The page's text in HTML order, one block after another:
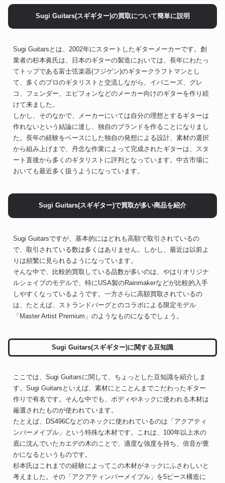
Sugi Guitars(スギギター)の買取について簡単に説明
Sugi Guitarsとは、2002年にスタートしたギターメーカーです。創
業者の杉本眞氏は、日本のギターの製造においては、長年にわたっ
てトップである富士弦楽器(フジゲン)のギタークラフトマンとし
て、多くのプロのギタリストと交流しながら、イバニーズ、グレ
コ、フェンダー、エピフォンなどのメーカー向けのギターを作り続
けて来ました。
しかし、そのなかで、メーカーにいては自分の理想とするギターは
作れないという結論に達し、独自のブランドを作ることになりまし
た。長年の経験をベースにした独自の発想による設計、素材の選択
から組み上げまで、丹念な作業によって完成されたギターは、スタ
ート直後から多くのギタリストに評判となっています。中古市場に
おいても最近多く扱うようになっています。
Sugi Guitars(スギギター)で買取が多い商品を紹介
Sugi Guitarsですが、基本的にはどれも高額で取引されているの
で、取引されている数は多くはありません。しかし、最近は以前よ
りは頻繁に見られるようになっています。
そんな中で、比較的買取している品数が多いのは、やはりオリジナ
ルシェイプのモデルで、特にUSA製のRainmakerなどが比較的入手
しやすくなっているようです。一方さらに高額買取されているの
は、たとえば、ストランドバーグとのコラボによる限定モデル
「Master Artist Premium」のようなものになるでしょう。
Sugi Guitars(スギギター)に関する豆知識
ここでは、Sugi Guitarsに関して、ちょっとした豆知識を紹介しま
す。Sugi Guitarsといえば、素材にとことんまでこだわったギター
作りで有名です。そんな中でも、ボディやネックに使われる木材は
厳選されたものが使われています。
たとえば、DS496Cなどのネックに使われているのは「アクアティ
ンバーメイプル」という特殊な木材です。これは、100年以上水の
底に沈んでいたカエデの木のことで、適度な強度を持ち、倍音が豊
かになるというものです。
杉本氏はこれまでの経験によってこの木材がネックにふさわしいと
考えました。その「アクアティンバーメイプル」を5ピース構造に